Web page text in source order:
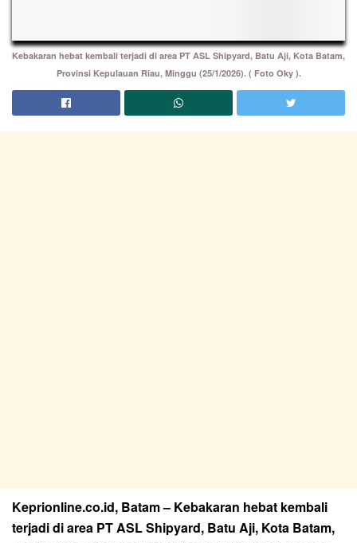
Kebakaran hebat kembali terjadi di area PT ASL Shipyard, Batu Aji, Kota Batam,
Provinsi Kepulauan Riau, Minggu (25/1/2026). ( Foto Oky ).
Keprionline.co.id, Batam – Kebakaran hebat kembali
terjadi di area PT ASL Shipyard, Batu Aji, Kota Batam,